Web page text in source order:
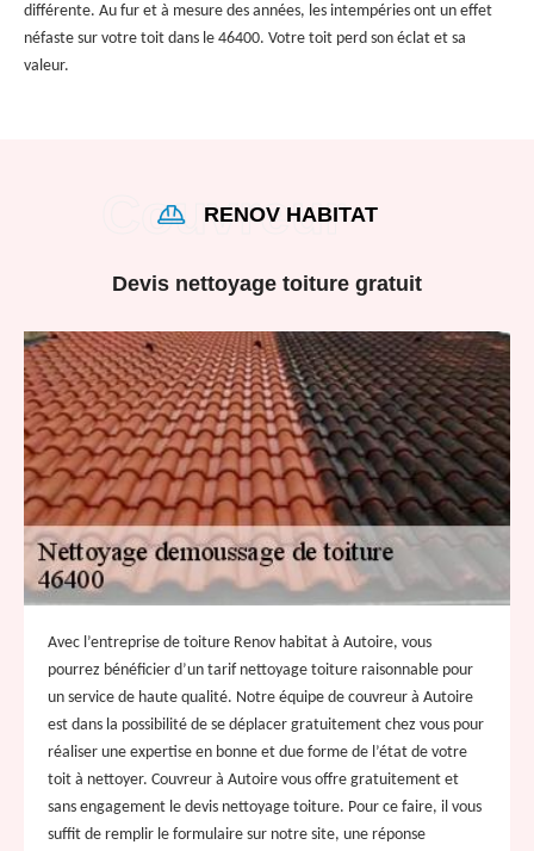
différente. Au fur et à mesure des années, les intempéries ont un effet
néfaste sur votre toit dans le 46400. Votre toit perd son éclat et sa
valeur.
RENOV HABITAT
Devis nettoyage toiture gratuit
Avec l’entreprise de toiture Renov habitat à Autoire, vous
pourrez bénéficier d’un tarif nettoyage toiture raisonnable pour
un service de haute qualité. Notre équipe de couvreur à Autoire
est dans la possibilité de se déplacer gratuitement chez vous pour
réaliser une expertise en bonne et due forme de l’état de votre
toit à nettoyer. Couvreur à Autoire vous offre gratuitement et
sans engagement le devis nettoyage toiture. Pour ce faire, il vous
suffit de remplir le formulaire sur notre site, une réponse